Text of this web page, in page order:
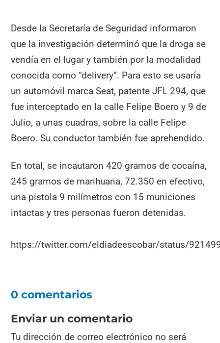
Desde la Secretaría de Seguridad informaron
que la investigación determinó que la droga se
vendía en el lugar y también por la modalidad
conocida como “delivery”. Para esto se usaría
un automóvil marca Seat, patente JFL 294, que
fue interceptado en la calle Felipe Boero y 9 de
Julio, a unas cuadras, sobre la calle Felipe
Boero. Su conductor también fue aprehendido.
En total, se incautaron 420 gramos de cocaína,
245 gramos de marihuana, 72.350 en efectivo,
una pistola 9 milímetros con 15 municiones
intactas y tres personas fueron detenidas.
https://twitter.com/eldiadeescobar/status/
0 comentarios
Enviar un comentario
Tu dirección de correo electrónico no será